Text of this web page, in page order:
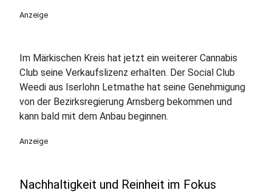
Anzeige
Im Märkischen Kreis hat jetzt ein weiterer Cannabis
Club seine Verkaufslizenz erhalten. Der Social Club
Weedi aus Iserlohn Letmathe hat seine Genehmigung
von der Bezirksregierung Arnsberg bekommen und
kann bald mit dem Anbau beginnen.
Anzeige
Nachhaltigkeit und Reinheit im Fokus